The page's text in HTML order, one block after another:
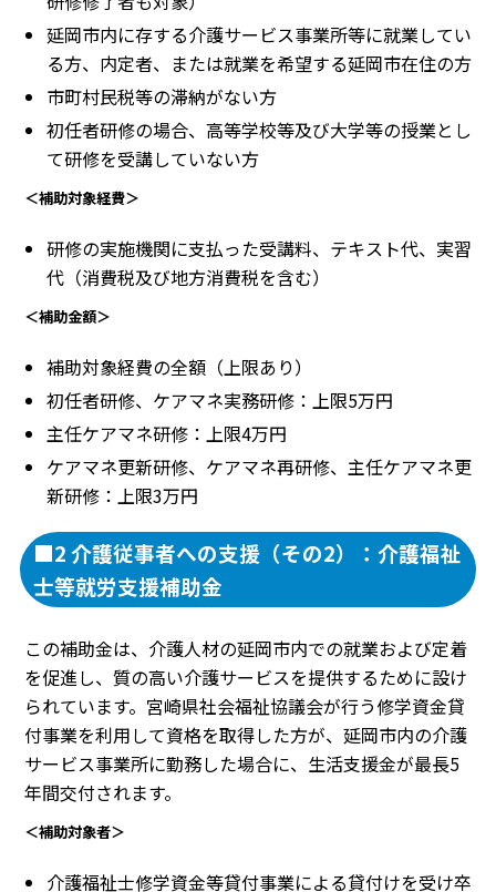
延岡市内に存する介護サービス事業所等に就業してい
る方、内定者、または就業を希望する延岡市在住の方
市町村民税等の滞納がない方
初任者研修の場合、高等学校等及び大学等の授業とし
て研修を受講していない方
＜補助対象経費＞
研修の実施機関に支払った受講料、テキスト代、実習
代（消費税及び地方消費税を含む）
＜補助金額＞
補助対象経費の全額（上限あり）
初任者研修、ケアマネ実務研修：上限5万円
主任ケアマネ研修：上限4万円
ケアマネ更新研修、ケアマネ再研修、主任ケアマネ更
新研修：上限3万円
■2 介護従事者への支援（その2）：介護福祉
士等就労支援補助金
この補助金は、介護人材の延岡市内での就業および定着
を促進し、質の高い介護サービスを提供するために設け
られています。宮崎県社会福祉協議会が行う修学資金貸
付事業を利用して資格を取得した方が、延岡市内の介護
サービス事業所に勤務した場合に、生活支援金が最長5
年間交付されます。
＜補助対象者＞
介護福祉士修学資金等貸付事業による貸付けを受け卒